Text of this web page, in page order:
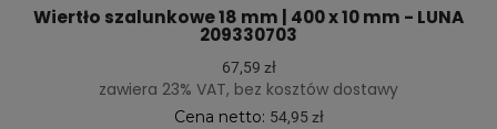
Wiertło szalunkowe 18 mm | 400 x 10 mm - LUNA
209330703
67,59 zł
zawiera 23% VAT, bez kosztów dostawy
Cena netto: 54,95 zł